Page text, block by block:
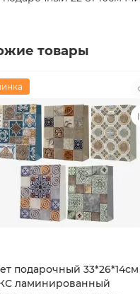
товары
подарочный 33*26*14см
ламинированный